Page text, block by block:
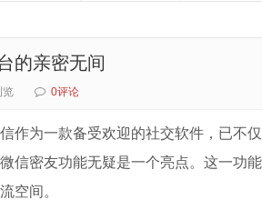
的亲密无间
览 0评论
作为一款备受欢迎的社交软件，已不
信密友功能无疑是一个亮点。这一功
空间。